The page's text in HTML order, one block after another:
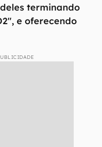
terminando
e oferecendo